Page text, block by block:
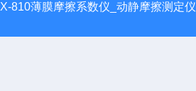
X-810薄膜摩擦系数仪_动静摩擦测定仪